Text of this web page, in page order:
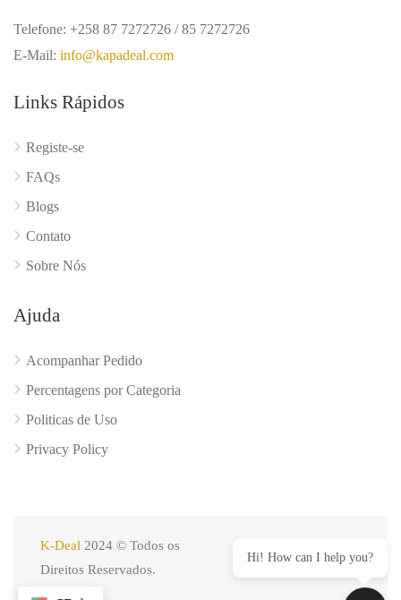
Telefone: +258 87 7272726 / 85 7272726
E-Mail: info@kapadeal.com
Links Rápidos
Registe-se
FAQs
Blogs
Contato
Sobre Nós
Ajuda
Acompanhar Pedido
Percentagens por Categoria
Politicas de Uso
Privacy Policy
K-Deal 2024 © Todos os
Direitos Reservados.
Hi! How can I help you?